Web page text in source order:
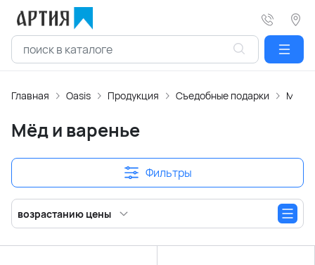
Главная Oasis Продукция Съедобные подарки Мёд и
Мёд и варенье
Фильтры
возрастанию цены